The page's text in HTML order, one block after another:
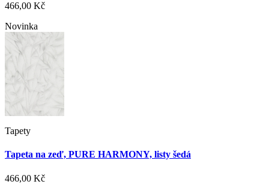
466,00 Kč
Novinka
Tapety
Tapeta na zeď, PURE HARMONY, listy šedá
466,00 Kč